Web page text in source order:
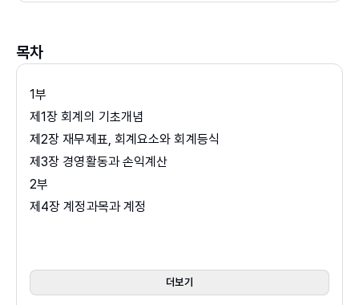
목차
1부
제1장 회계의 기초개념
제2장 재무제표, 회계요소와 회계등식
제3장 경영활동과 손익계산
2부
제4장 계정과목과 계정
3부
제7장 종합사례
더보기